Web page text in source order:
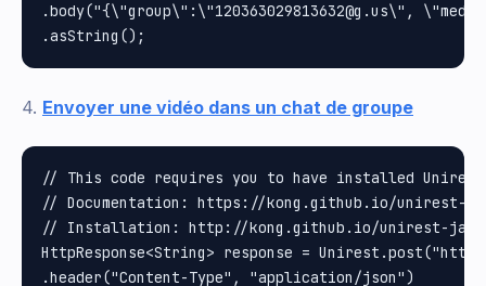
.body("{\"group\":\"120363029813632@g.us\",
4. Envoyer une vidéo dans un chat de groupe
// This code requires you to have installed Unirest
// Documentation: https://kong.github.io/unirest-
// Installation: http://kong.github.io/unirest-
HttpResponse<String> response =
.header("Content-Type", "application/json")